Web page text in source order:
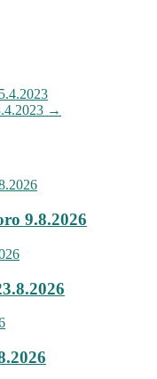
→
9.8.2026